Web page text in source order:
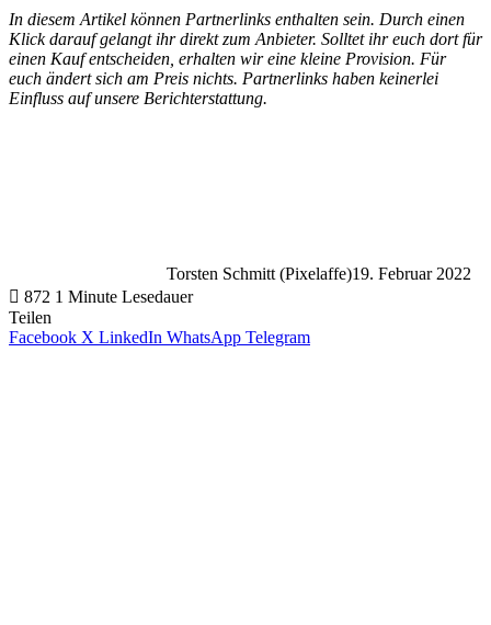
In diesem Artikel können Partnerlinks enthalten sein. Durch einen
Klick darauf gelangt ihr direkt zum Anbieter. Solltet ihr euch dort für
einen Kauf entscheiden, erhalten wir eine kleine Provision. Für
euch ändert sich am Preis nichts. Partnerlinks haben keinerlei
Einfluss auf unsere Berichterstattung.
Torsten Schmitt (Pixelaffe)19. Februar 2022
872 1 Minute Lesedauer
Teilen
Facebook X LinkedIn WhatsApp Telegram